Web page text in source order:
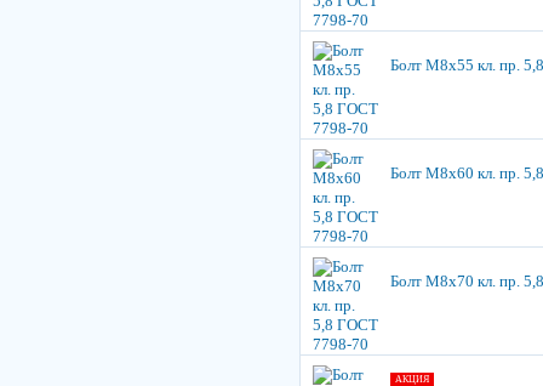
Болт М8х55 кл. пр.
Болт М8х60 кл. пр.
Болт М8х70 кл. пр.
АКЦИЯ